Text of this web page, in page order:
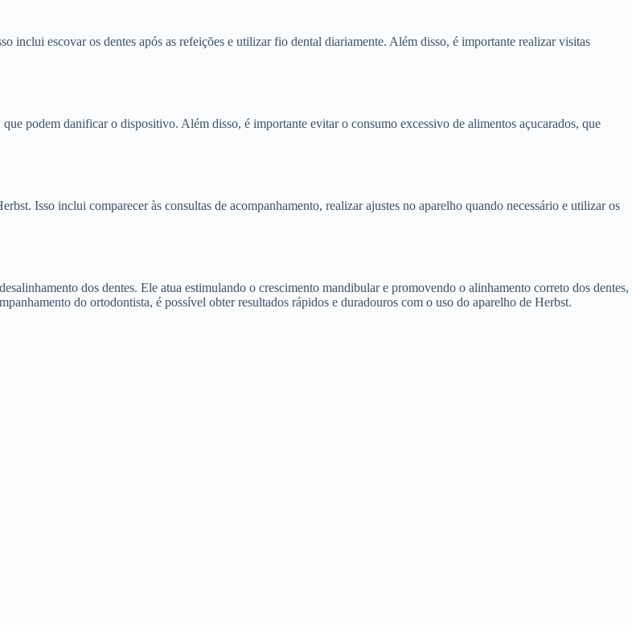
inclui escovar os dentes após as refeições e utilizar fio dental diariamente. Além disso, é importante realizar visitas
podem danificar o dispositivo. Além disso, é importante evitar o consumo excessivo de alimentos açucarados, que
Isso inclui comparecer às consultas de acompanhamento, realizar ajustes no aparelho quando necessário e utilizar os
dos dentes. Ele atua estimulando o crescimento mandibular e promovendo o alinhamento correto dos dentes,
do ortodontista, é possível obter resultados rápidos e duradouros com o uso do aparelho de Herbst.